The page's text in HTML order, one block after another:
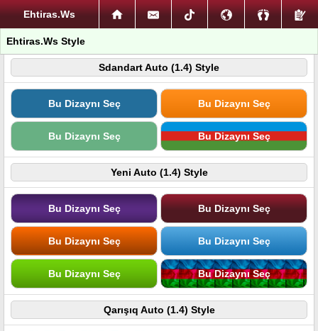
Ehtiras.Ws
Ehtiras.Ws Style
Sdandart Auto (1.4) Style
Bu Dizaynı Seç Bu Dizaynı Seç
Bu Dizaynı Seç Bu Dizaynı Seç
Yeni Auto (1.4) Style
Bu Dizaynı Seç Bu Dizaynı Seç
Bu Dizaynı Seç Bu Dizaynı Seç
Bu Dizaynı Seç Bu Dizaynı Seç
Qarışıq Auto (1.4) Style